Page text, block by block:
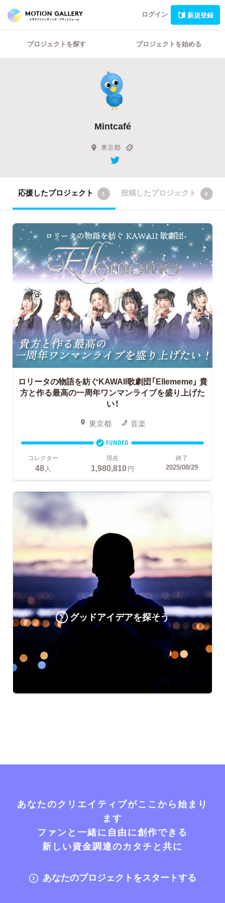
ログイン 新規登録
プロジェクトを探す プロジェクトを始める
Mintcafé
東京都
応援したプロジェクト 1 投稿したプロジェクト 0
ロリータの物語を紡ぐKAWAII歌劇団「Ellememe」 貴
方と作る最高の一周年ワンマンライブを盛り上げた
い！
東京都 音楽
FUNDED
コレクター
48 人
現在
1,980,810円
終了
2025/08/29
グッドアイデアを探そう
あなたのクリエイティブがここから始まり
ます
ファンと一緒に自由に創作できる
新しい資金調達のカタチと共に
あなたのプロジェクトをスタートする